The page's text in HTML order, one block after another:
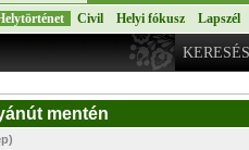
Civil Helyi fókusz Lapszél
KERESÉS
mentén